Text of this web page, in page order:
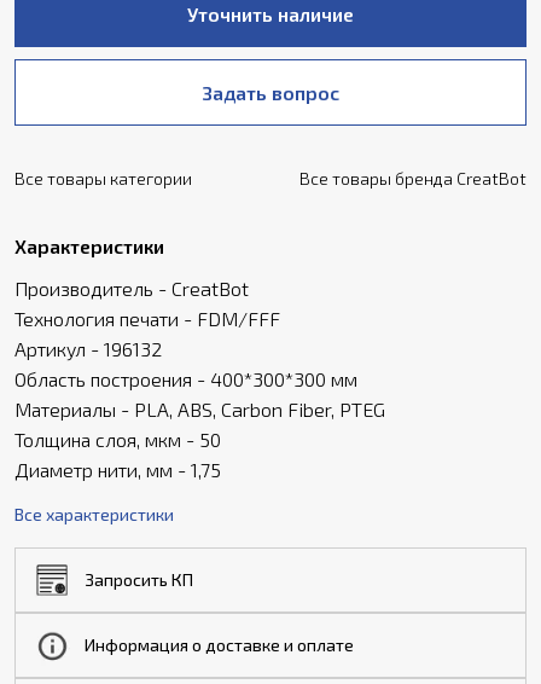
Уточнить наличие
Задать вопрос
Все товары категории Все товары бренда CreatBot
Характеристики
Производитель - CreatBot
Технология печати - FDM/FFF
Артикул - 196132
Область построения - 400*300*300 мм
Материалы - PLA, ABS, Carbon Fiber, PTEG
Толщина слоя, мкм - 50
Диаметр нити, мм - 1,75
Все характеристики
Запросить КП
Информация о доставке и оплате